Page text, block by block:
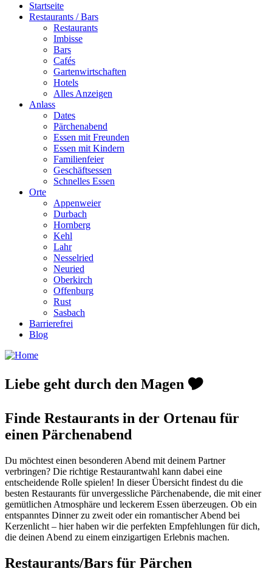
Startseite
Restaurants / Bars
Restaurants
Imbisse
Bars
Cafés
Gartenwirtschaften
Hotels
Alles Anzeigen
Anlass
Dates
Pärchenabend
Essen mit Freunden
Essen mit Kindern
Familienfeier
Geschäftsessen
Schnelles Essen
Orte
Appenweier
Durbach
Hornberg
Kehl
Lahr
Nesselried
Neuried
Oberkirch
Offenburg
Rust
Sasbach
Barrierefrei
Blog
Liebe geht durch den Magen 🎔
Finde Restaurants in der Ortenau für
einen Pärchenabend
Du möchtest einen besonderen Abend mit deinem Partner
verbringen? Die richtige Restaurantwahl kann dabei eine
entscheidende Rolle spielen! In dieser Übersicht findest du die
besten Restaurants für unvergessliche Pärchenabende, die mit einer
gemütlichen Atmosphäre und leckerem Essen überzeugen. Ob ein
entspanntes Dinner zu zweit oder ein romantischer Abend bei
Kerzenlicht – hier haben wir die perfekten Empfehlungen für dich,
die deinen Abend zu einem einzigartigen Erlebnis machen.
Restaurants/Bars für Pärchen